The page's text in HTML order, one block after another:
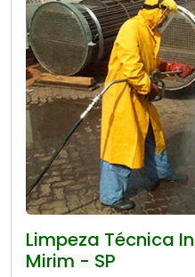
Limpeza Técnica
Mirim - SP